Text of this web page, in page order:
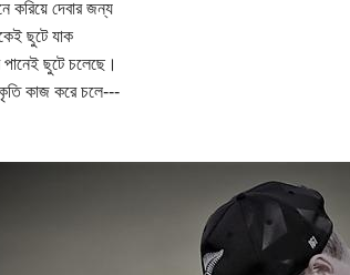
করিয়ে দেবার জন্য
ছুটে যাক
ছুটে চলেছে।
কাজ করে চলে---